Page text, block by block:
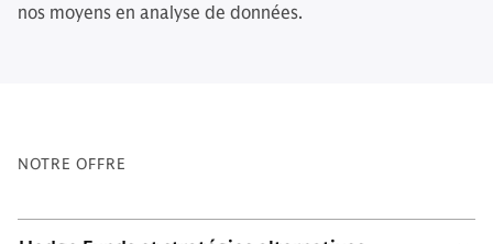
nos moyens en analyse de données.
NOTRE OFFRE